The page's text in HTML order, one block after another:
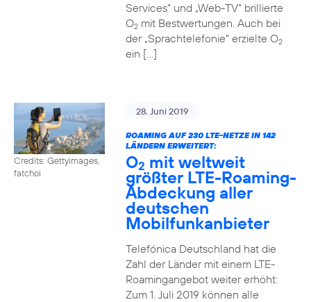
Services“ und „Web-TV“ brillierte
O2mit Bestwertungen. Auch bei
der „Sprachtelefonie“ erzielte O2
ein […]
Credits: Gettyimages,
fatchoi
28. Juni 2019
ROAMING AUF 230 LTE-NETZE IN 142
LÄNDERN ERWEITERT:
O2 mit weltweit
größter LTE-Roaming-
Abdeckung aller
deutschen
Mobilfunkanbieter
Telefónica Deutschland hat die
Zahl der Länder mit einem LTE-
Roamingangebot weiter erhöht:
Zum 1. Juli 2019 können alle